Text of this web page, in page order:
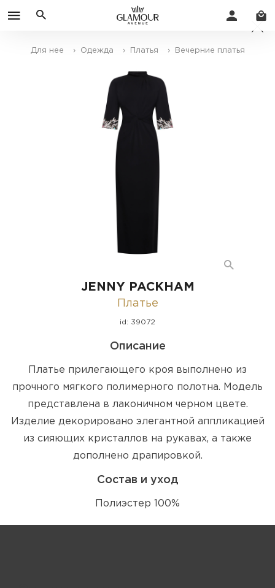
Для нее › Одежда › Платья › Вечерние платья
JENNY PACKHAM
Платье
id: 39072
Описание
Платье прилегающего кроя выполнено из
прочного мягкого полимерного полотна. Модель
представлена в лаконичном черном цвете.
Изделие декорировано элегантной аппликацией
из сияющих кристаллов на рукавах, а также
дополнено драпировкой.
Состав и уход
Полиэстер 100%